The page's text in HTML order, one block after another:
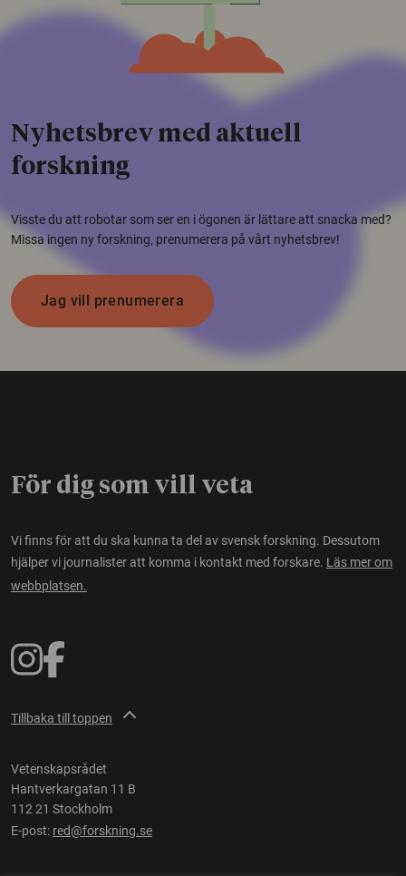
Nyhetsbrev med aktuell
forskning
Visste du att robotar som ser en i ögonen är lättare att snacka med?
Missa ingen ny forskning, prenumerera på vårt nyhetsbrev!
Jag vill prenumerera
För dig som vill veta
Vi finns för att du ska kunna ta del av svensk forskning. Dessutom
hjälper vi journalister att komma i kontakt med forskare. Läs mer om
webbplatsen.
Tillbaka till toppen
Vetenskapsrådet
Hantverkargatan 11 B
112 21 Stockholm
E-post: red@forskning.se